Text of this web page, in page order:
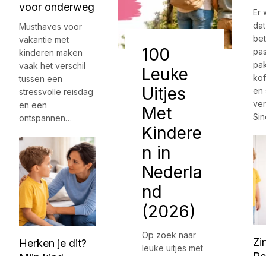
voor onderweg
Musthaves voor
vakantie met
kinderen maken
vaak het verschil
tussen een
stressvolle reisdag
en een
ontspannen…
Herken je dit?
100
Leuke
Uitjes
Met
Kindere
n in
Nederla
nd
(2026)
Op zoek naar
leuke uitjes met
Er
en